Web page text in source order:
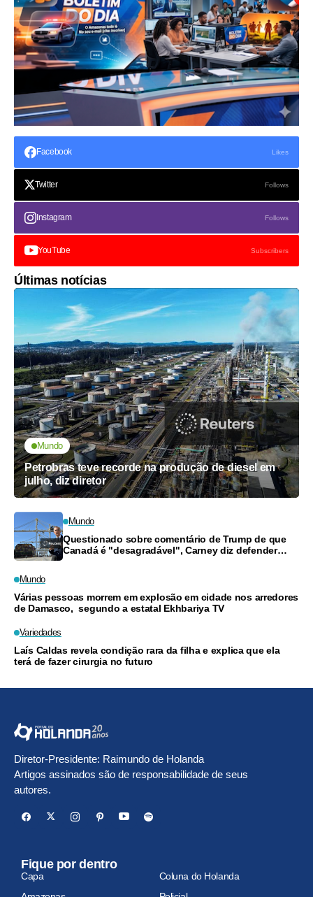
Facebook Likes
Twitter Follows
Instagram Follows
YouTube Subscribers
Últimas notícias
Mundo
Petrobras teve recorde na produção de diesel em
julho, diz diretor
Mundo
Questionado sobre comentário de Trump de que
Canadá é "desagradável", Carney diz defender
Mundo
Várias pessoas morrem em explosão em cidade nos arredores
de Damasco, segundo a estatal Ekhbariya TV
Variedades
Laís Caldas revela condição rara da filha e explica que ela
terá de fazer cirurgia no futuro
Diretor-Presidente: Raimundo de Holanda
Artigos assinados são de responsabilidade de seus
autores.
Fique por dentro
Capa
Coluna do Holanda